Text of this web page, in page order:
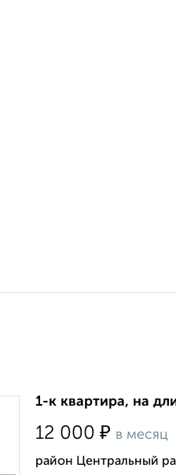
1-к квартира, на
12 000 ₽ в месяц
район Центральный